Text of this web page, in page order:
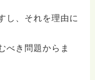
し、それを理由に
べき問題からま